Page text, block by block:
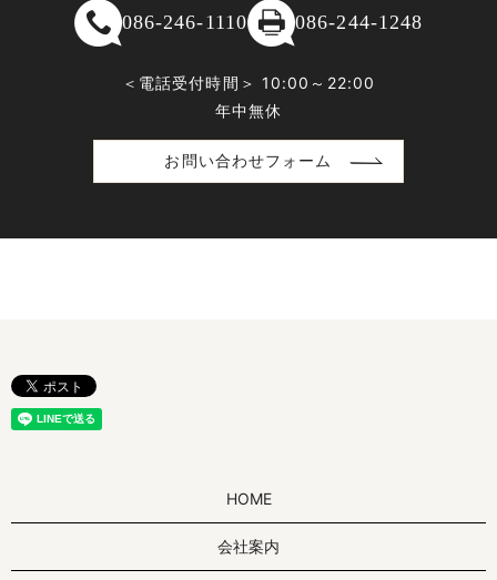
086-246-1110 086-244-1248
＜電話受付時間＞ 10:00～22:00
年中無休
お問い合わせフォーム
HOME
会社案内